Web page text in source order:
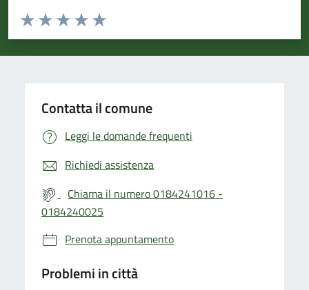
Valuta da 1 a 5 stelle la pagina
Valuta 5 stelle su 5
Valuta 4 stelle su 5
Valuta 3 stelle su 5
Valuta 2 stelle su 5
Valuta 1 stelle su 5
Contatta il comune
Leggi le domande frequenti
Richiedi assistenza
Chiama il numero 0184241016 -
0184240025
Prenota appuntamento
Problemi in città